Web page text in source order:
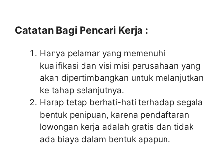
Catatan Bagi Pencari Kerja :
Hanya pelamar yang memenuhi
kualifikasi dan visi misi perusahaan yang
akan dipertimbangkan untuk melanjutkan
ke tahap selanjutnya.
Harap tetap berhati-hati terhadap segala
bentuk penipuan, karena pendaftaran
lowongan kerja adalah gratis dan tidak
ada biaya dalam bentuk apapun.